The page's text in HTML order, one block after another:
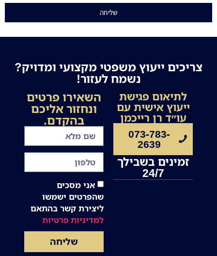
שליחה
צריכים ייעוץ משפטי מקצועי ומדויק?
נשמח לעזור!
לתיאום פגישת
ייעוץ אישית עם
עו״ד רן רייכמן
073-783-
2639
זמינים בשבילך
24/7
השאירו פרטים
ונחזור אליכם
בהקדם.
אני מסכים
שהפרטים ישמשו
ליצירת קשר בהתאם
למדיניות פרטיות
שליחה